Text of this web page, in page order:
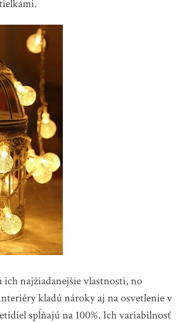
najžiadanejšie vlastnosti, no
kladú nároky aj na osvetlenie v
spĺňajú na 100%. Ich variabilnosť